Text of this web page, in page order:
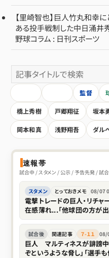
【里崎智也】巨人竹丸和幸
ある投手戦制した中日涌井
野球コラム : 日刊スポーツ
監督
橋上秀樹 戸郷翔征 坂本
岡本和真 浅野翔吾 ダル
速報帯
試合中 / スタメン / 公示 / 予告先発 / 試
スタメン とっておきメモ 08/07
電撃トレードの巨人・リチャ
在感薄れ...「他球団の方が
試合後 関連記事 ７-１１ 08/
巨人 マルティネスが誹謗
ぞというような脅し」「選手